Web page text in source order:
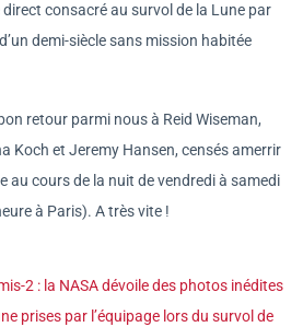
consacré au survol de la Lune par
demi-siècle sans mission habitée
retour parmi nous à Reid Wiseman,
Koch et Jeremy Hansen, censés amerrir
au cours de la nuit de vendredi à samedi
à Paris). A très vite !
2 : la NASA dévoile des photos inédites
prises par l’équipage lors du survol de